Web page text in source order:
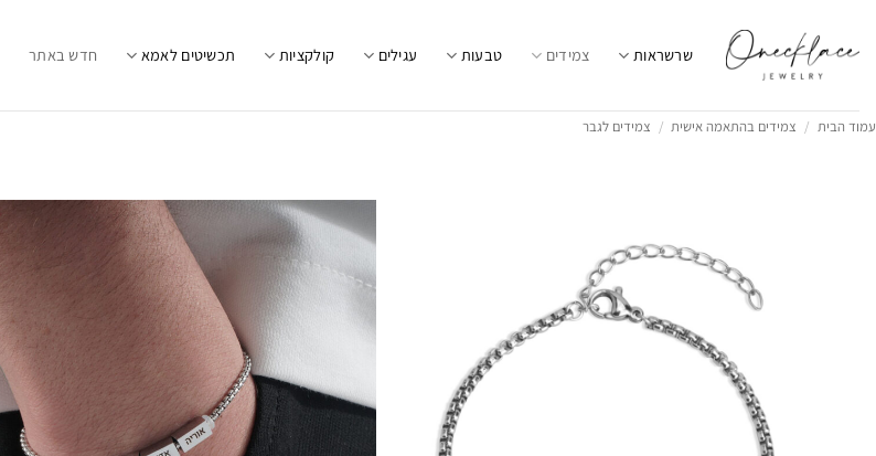
content
שרשראות צמידים טבעות עגילים קולקציות תכשיטים לאמא חדש באתר
עמוד הבית / צמידים בהתאמה אישית / צמידים לגבר